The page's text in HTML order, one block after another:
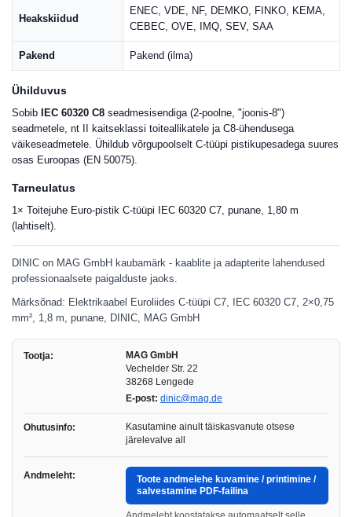
Heakskiidud
ENEC, VDE, NF, DEMKO, FINKO, KEMA,
CEBEC, OVE, IMQ, SEV, SAA
Pakend Pakend (ilma)
Ühilduvus
Sobib IEC 60320 C8 seadmesisendiga (2-poolne, "joonis-8")
seadmetele, nt II kaitseklassi toiteallikatele ja C8-ühendusega
väikeseadmetele. Ühildub võrgupoolselt C-tüüpi pistikupesadega suures
osas Euroopas (EN 50075).
Tarneulatus
1× Toitejuhe Euro-pistik C-tüüpi IEC 60320 C7, punane, 1,80 m
(lahtiselt).
DINIC on MAG GmbH kaubamärk - kaablite ja adapterite lahendused
professionaalsete paigalduste jaoks.
Märksõnad: Elektrikaabel Euroliides C-tüüpi C7, IEC 60320 C7, 2×0,75
mm², 1,8 m, punane, DINIC, MAG GmbH
Tootja:
MAG GmbH
Vechelder Str. 22
38268 Lengede
E-post: dinic@mag.de
Ohutusinfo:
Kasutamine ainult täiskasvanute otsese
järelevalve all
Andmeleht:
Toote andmelehe kuvamine / printimine /
salvestamine PDF-failina